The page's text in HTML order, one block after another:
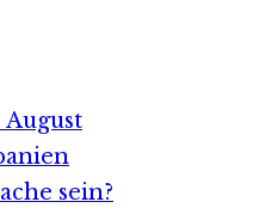
August
sein?